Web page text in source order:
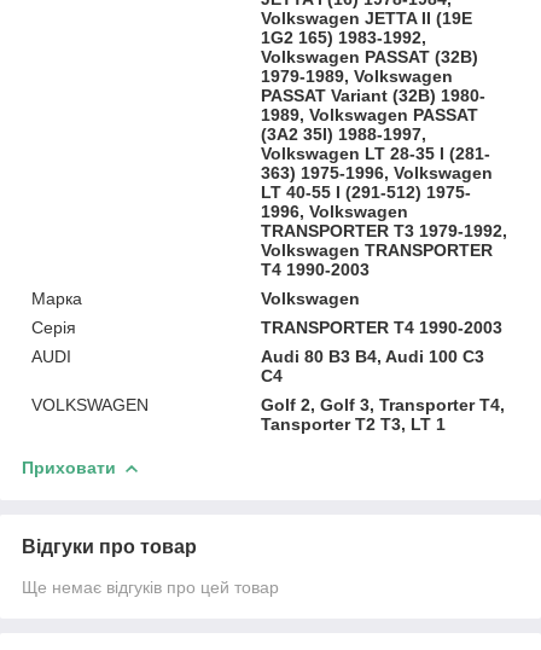
Volkswagen JETTA II (19E
1G2 165) 1983-1992,
Volkswagen PASSAT (32B)
1979-1989, Volkswagen
PASSAT Variant (32B) 1980-
1989, Volkswagen PASSAT
(3A2 35I) 1988-1997,
Volkswagen LT 28-35 I (281-
363) 1975-1996, Volkswagen
LT 40-55 I (291-512) 1975-
1996, Volkswagen
TRANSPORTER T3 1979-1992,
Volkswagen TRANSPORTER
T4 1990-2003
Марка
Volkswagen
Серія
TRANSPORTER T4 1990-2003
AUDI
Audi 80 B3 B4, Audi 100 C3
C4
VOLKSWAGEN
Golf 2, Golf 3, Transporter T4,
Tansporter T2 T3, LT 1
Приховати
Відгуки про товар
Ще немає відгуків про цей товар